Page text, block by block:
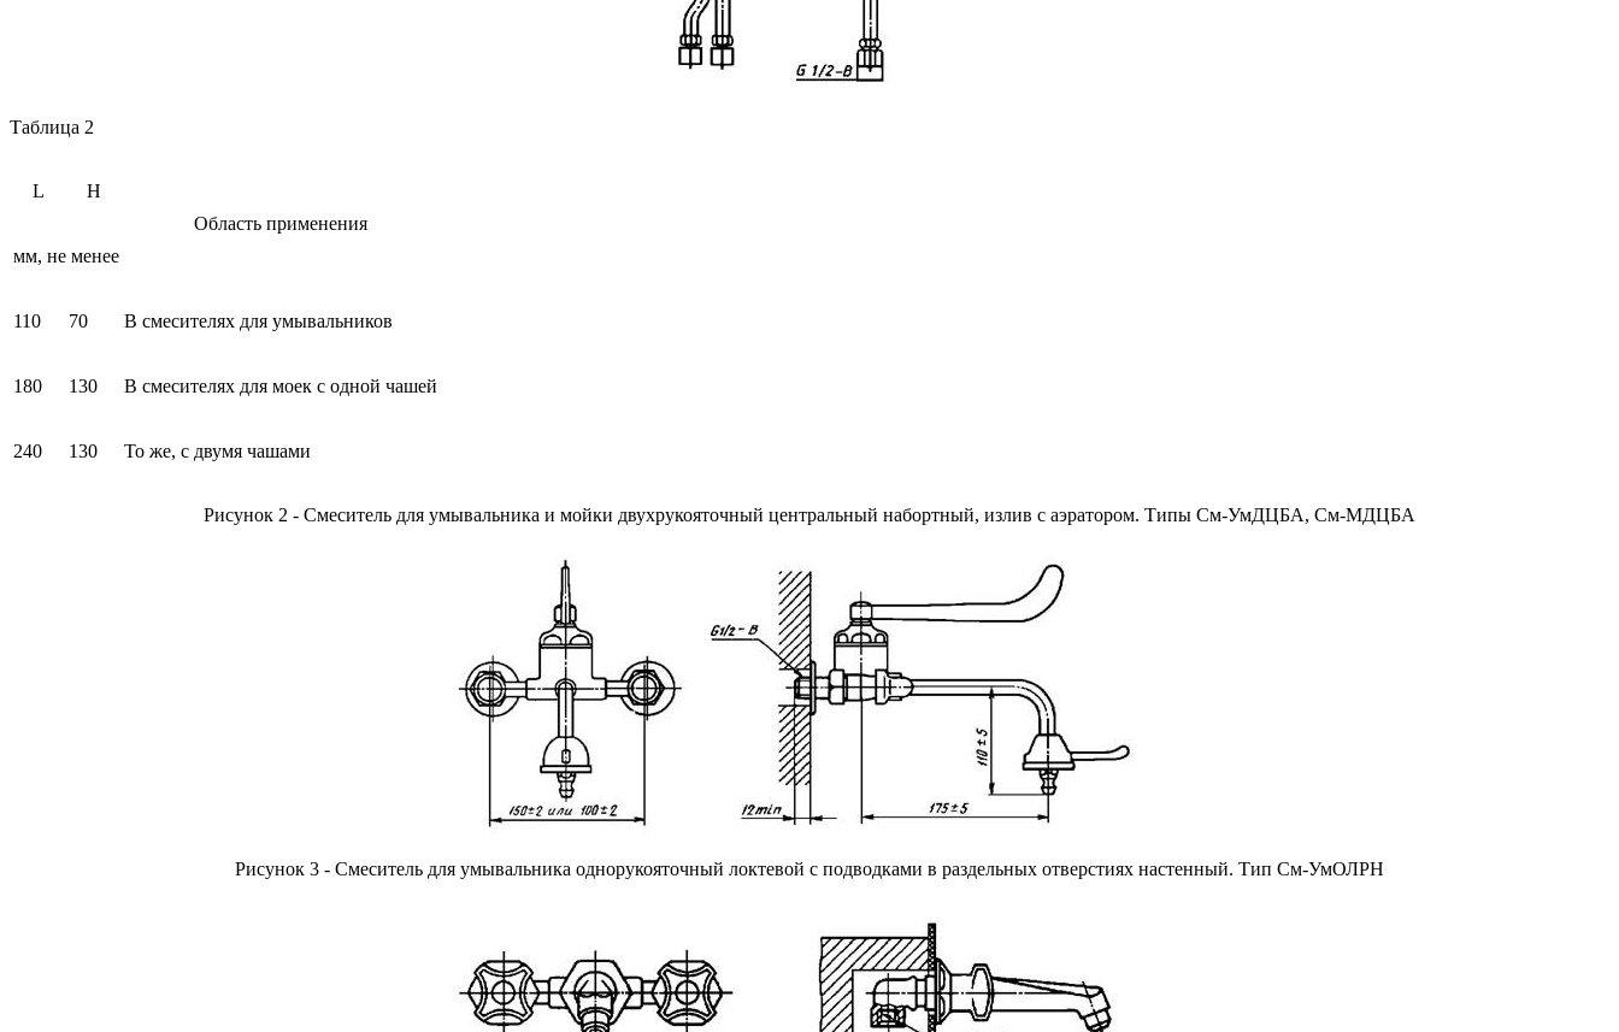
Таблица 2
L
H
Область применения
мм, не менее
110 70 В смесителях для умывальников
180 130 В смесителях для моек с одной чашей
240 130 То же, с двумя чашами
Рисунок 2 - Смеситель для умывальника и мойки двухрукояточный центральный набортный, излив с аэратором. Типы См-УмДЦБА, См-МДЦБА
Рисунок 3 - Смеситель для умывальника однорукояточный локтевой с подводками в раздельных отверстиях настенный. Тип См-УмОЛРН